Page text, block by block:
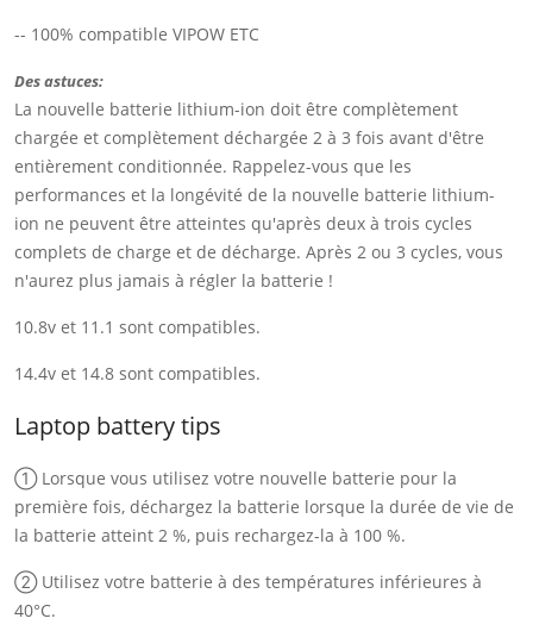
-- 100% compatible VIPOW ETC
Des astuces:
La nouvelle batterie lithium-ion doit être complètement
chargée et complètement déchargée 2 à 3 fois avant d'être
entièrement conditionnée. Rappelez-vous que les
performances et la longévité de la nouvelle batterie lithium-
ion ne peuvent être atteintes qu'après deux à trois cycles
complets de charge et de décharge. Après 2 ou 3 cycles, vous
n'aurez plus jamais à régler la batterie !
10.8v et 11.1 sont compatibles.
14.4v et 14.8 sont compatibles.
Laptop battery tips
① Lorsque vous utilisez votre nouvelle batterie pour la
première fois, déchargez la batterie lorsque la durée de vie de
la batterie atteint 2 %, puis rechargez-la à 100 %.
② Utilisez votre batterie à des températures inférieures à
40°C.